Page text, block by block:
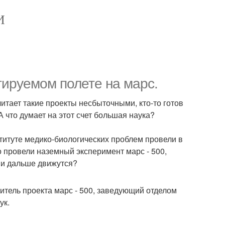
полете на марс.
такие проекты несбыточными, кто-то готов
думает на этот счет большая наука?
медико-биологических проблем провели в
провели наземный эксперимент марс - 500,
дальше движутся?
проекта марс - 500, заведующий отделом